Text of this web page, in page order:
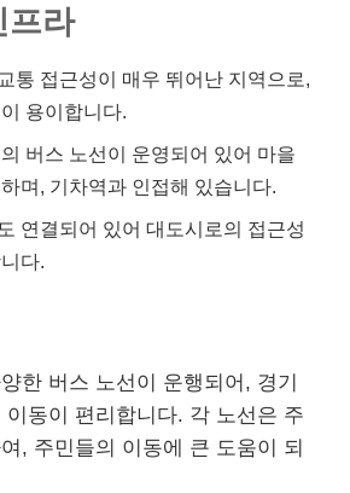
프라
통 접근성이 매우 뛰어난 지역으로,
용이합니다.
버스 노선이 운영되어 있어 마을
며, 기차역과 인접해 있습니다.
연결되어 있어 대도시로의 접근성
다.
한 버스 노선이 운행되어, 경기
이동이 편리합니다. 각 노선은 주
, 주민들의 이동에 큰 도움이 되